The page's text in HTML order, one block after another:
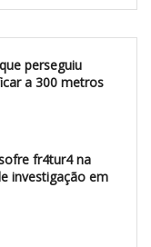
perseguiu
a 300 metros
fr4tur4 na
investigação em